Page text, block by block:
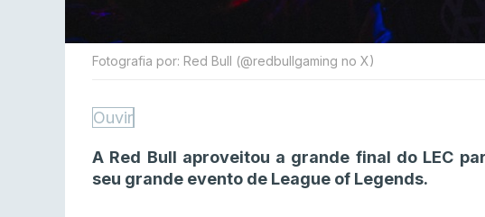
Fotografia por: Red Bull (@redbullgaming no X)
Ouvir
A Red Bull aproveitou a grande final do LEC
seu grande evento de League of Legends.